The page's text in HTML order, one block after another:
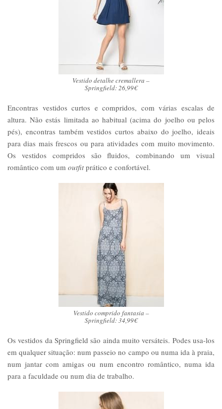
Vestido detalhe cremallera –
Springfield: 26,99€
Encontras vestidos curtos e compridos, com várias escalas de
altura. Não estás limitada ao habitual (acima do joelho ou pelos
pés), encontras também vestidos curtos abaixo do joelho, ideais
para dias mais frescos ou para atividades com muito movimento.
Os vestidos compridos são fluidos, combinando um visual
romântico com um outfitprático e confortável.
Vestido comprido fantasia –
Springfield: 34,99€
Os vestidos da Springfield são ainda muito versáteis. Podes usa-los
em qualquer situação: num passeio no campo ou numa ida à praia,
num jantar com amigas ou num encontro romântico, numa ida
para a faculdade ou num dia de trabalho.